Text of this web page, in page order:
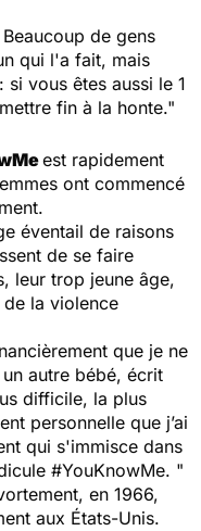
de gens
qui l'a fait, mais
vous êtes aussi le 1
fin à la honte."
est rapidement
ont commencé
éventail de raisons
de se faire
leur trop jeune âge,
la violence
que je ne
autre bébé, écrit
difficile, la plus
personnelle que j’ai
qui s'immisce dans
#YouKnowMe. "
en 1966,
aux États-Unis.